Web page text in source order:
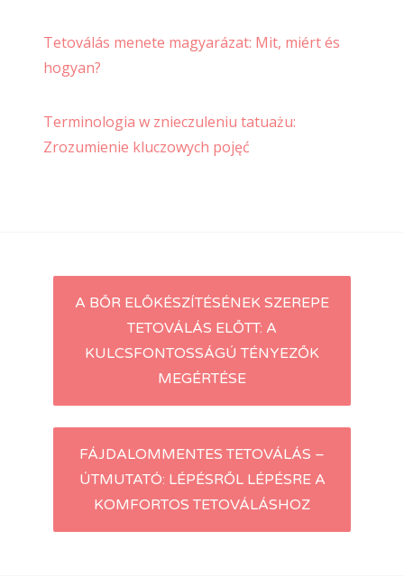
Tetoválás menete magyarázat: Mit, miért és
hogyan?
Terminologia w znieczuleniu tatuażu:
Zrozumienie kluczowych pojęć
Post
navigation
A BŐR ELŐKÉSZÍTÉSÉNEK SZEREPE
TETOVÁLÁS ELŐTT: A
KULCSFONTOSSÁGÚ TÉNYEZŐK
MEGÉRTÉSE
FÁJDALOMMENTES TETOVÁLÁS –
ÚTMUTATÓ: LÉPÉSRŐL LÉPÉSRE A
KOMFORTOS TETOVÁLÁSHOZ